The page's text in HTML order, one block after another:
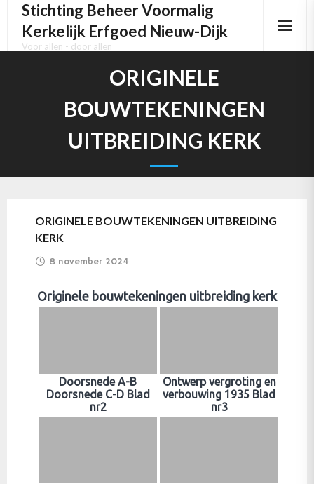
Stichting Beheer Voormalig
Kerkelijk Erfgoed Nieuw-Dijk
Voor allen - door allen
Het kerkgebouw
Het Pels orgel
Media
Contact
ORIGINELE
BOUWTEKENINGEN
UITBREIDING KERK
ORIGINELE BOUWTEKENINGEN UITBREIDING
KERK
8 november 2024
Originele bouwtekeningen uitbreiding kerk
Doorsnede A-B
Doorsnede C-D Blad
nr2
Ontwerp vergroting en
verbouwing 1935 Blad
nr3